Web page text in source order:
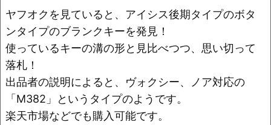
ヤフオクを見ていると、アイシス後期タイプのボタ
ンタイプのブランクキーを発見！
使っているキーの溝の形と見比べつつ、思い切って
落札！
出品者の説明によると、ヴォクシー、ノア対応の
「M382」というタイプのようです。
楽天市場などでも購入可能です。